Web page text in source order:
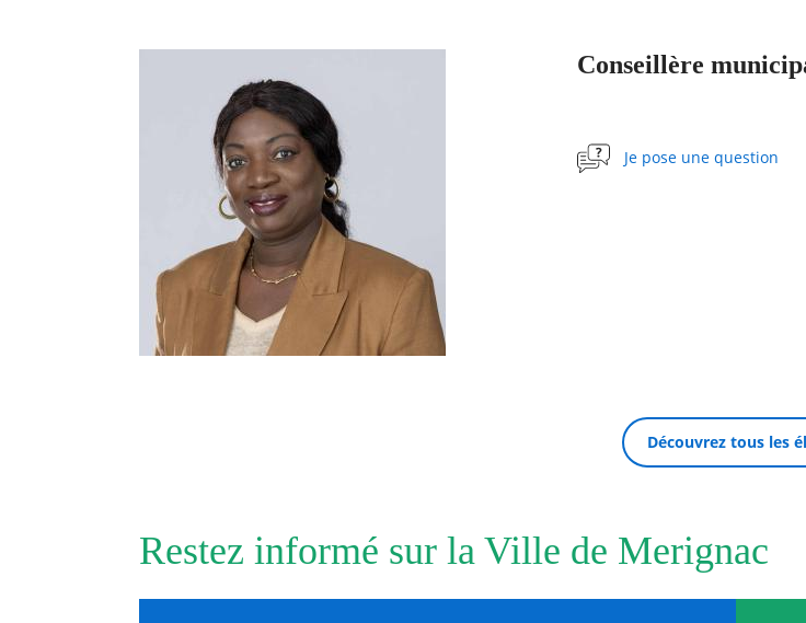
Conseillère
Je pose une question
Découvrez tous les
Restez informé sur la Ville de Merignac